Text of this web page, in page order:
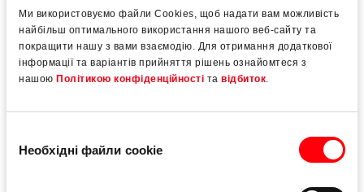
Ми використовуємо файли Cookies, щоб надати вам можливість
найбільш оптимального використання нашого веб-сайту та
покращити нашу з вами взаємодію. Для отримання додаткової
інформації та варіантів прийняття рішень ознайомтеся з
нашою Політикою конфіденційності та відбиток.
згоди
Необхідні файли cookie
Прихована фурнітура для вікон та дверей з
алюмінію покращеного дизайна
вага близько 150 кг; функція блокування ухилу.
Рішення:Roto AL Designo; Поворотно-ухильна